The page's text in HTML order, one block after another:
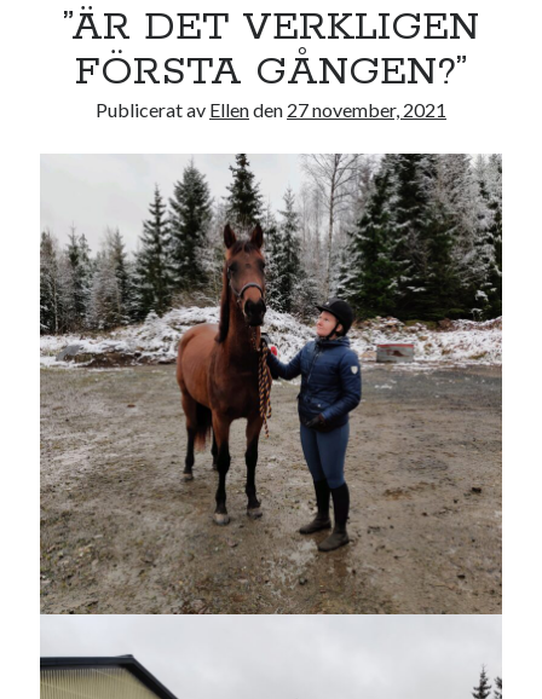
”ÄR DET VERKLIGEN
FÖRSTA GÅNGEN?”
Publicerat av Ellenden 27 november, 2021